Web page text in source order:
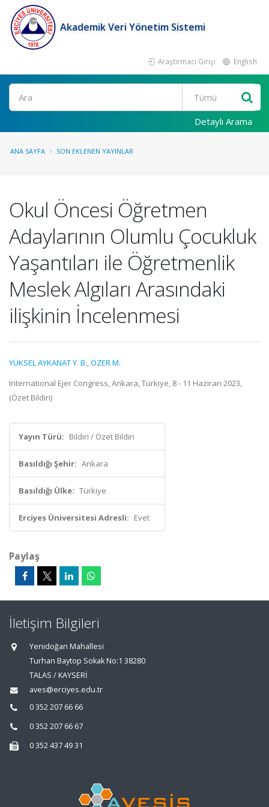
Akademik Veri Yönetim Sistemi
Araştırmacı Girişi English
Ara
Detaylı Arama
ANA SAYFA SON EKLENEN YAYINLAR
Okul Öncesi Öğretmen
Adaylarının Olumlu Çocukluk
Yaşantıları ile Öğretmenlik
Meslek Algıları Arasındaki
ilişkinin İncelenmesi
YÜKSEL AYKANAT Y. B.,ÖZER M.
International Ejer Congress, Ankara, Türkiye, 8 - 11 Haziran 2023,
(Özet Bildiri)
Yayın Türü: Bildiri / Özet Bildiri
Basıldığı Şehir: Ankara
Basıldığı Ülke: Türkiye
Erciyes Üniversitesi Adresli: Evet
Paylaş
İletişim Bilgileri
Yenidoğan Mahallesi
Turhan Baytop Sokak No:1 38280
TALAS / KAYSERİ
aves@erciyes.edu.tr
0 352 207 66 66
0 352 207 66 67
0 352 437 49 31